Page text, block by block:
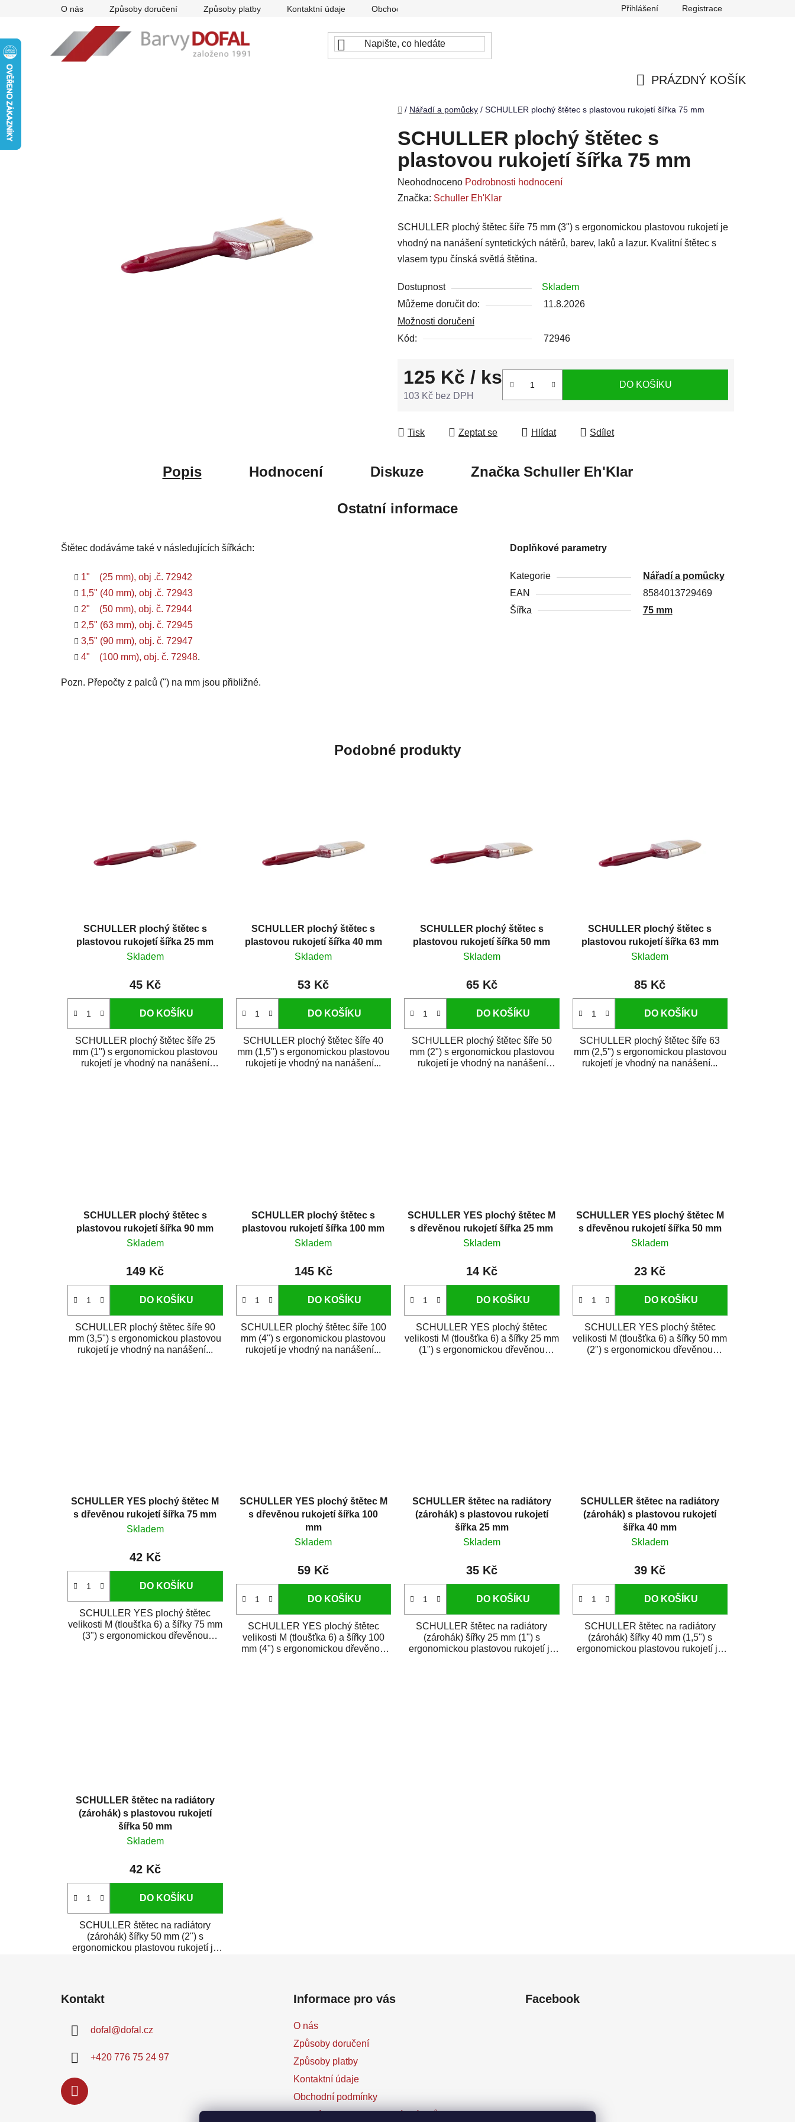
O nás Způsoby doručení Způsoby platby Kontaktní údaje Obchodní podmínky Reklamace Odstoupení od smlouvy
Přihlášení Registrace
PRÁZDNÝ KOŠÍK
Domů
/ Nářadí a pomůcky / SCHULLER plochý štětec s plastovou rukojetí šířka 75 mm
SCHULLER plochý štětec s
plastovou rukojetí šířka 75 mm
Průměrné
hodnocení
je
0,0
z
hvězdiček.
Neohodnoceno Podrobnosti hodnocení
Značka: Schuller Eh'Klar
SCHULLER plochý štětec šíře 75 mm (3") s ergonomickou plastovou rukojetí je
vhodný na nanášení syntetických nátěrů, barev, laků a lazur. Kvalitní štětec s
vlasem typu čínská světlá štětina.
Dostupnost
Skladem
Můžeme doručit do:
11.8.2026
Možnosti doručení
Kód:
72946
125 Kč / ks
103 Kč bez DPH
DO KOŠÍKU
Tisk Zeptat se Hlídat Sdílet
Popis Hodnocení Diskuze ZnačkaSchuller Eh'Klar
Ostatní informace
Štětec dodáváme také v následujících šířkách:
1" (25 mm), obj .č. 72942
1,5" (40 mm), obj .č. 72943
2" (50 mm), obj. č. 72944
2,5" (63 mm), obj. č. 72945
3,5" (90 mm), obj. č. 72947
4" (100 mm), obj. č. 72948.
Pozn. Přepočty z palců (") na mm jsou přibližné.
Doplňkové parametry
Kategorie
Nářadí a pomůcky
EAN
8584013729469
Šířka
75 mm
Podobné produkty
SCHULLER plochý štětec s
plastovou rukojetí šířka 25 mm
Skladem
45 Kč
DO KOŠÍKU
SCHULLER plochý štětec šíře 25
mm (1") s ergonomickou plastovou
rukojetí je vhodný na nanášení
SCHULLER plochý štětec s
plastovou rukojetí šířka 40 mm
Skladem
53 Kč
DO KOŠÍKU
SCHULLER plochý štětec šíře 40
mm (1,5") s ergonomickou plastovou
rukojetí je vhodný na nanášení...
SCHULLER plochý štětec s
plastovou rukojetí šířka 50 mm
Skladem
65 Kč
DO KOŠÍKU
SCHULLER plochý štětec šíře 50
mm (2") s ergonomickou plastovou
rukojetí je vhodný na nanášení
SCHULLER plochý štětec s
plastovou rukojetí šířka 63 mm
Skladem
85 Kč
DO KOŠÍKU
SCHULLER plochý štětec šíře 63
mm (2,5") s ergonomickou plastovou
rukojetí je vhodný na nanášení...
SCHULLER plochý štětec s
plastovou rukojetí šířka 90 mm
Skladem
149 Kč
DO KOŠÍKU
SCHULLER plochý štětec šíře 90
mm (3,5") s ergonomickou plastovou
rukojetí je vhodný na nanášení...
SCHULLER plochý štětec s
plastovou rukojetí šířka 100 mm
Skladem
145 Kč
DO KOŠÍKU
SCHULLER plochý štětec šíře 100
mm (4") s ergonomickou plastovou
rukojetí je vhodný na nanášení...
SCHULLER YES plochý štětec M
s dřevěnou rukojetí šířka 25 mm
Skladem
14 Kč
DO KOŠÍKU
SCHULLER YES plochý štětec
velikosti M (tloušťka 6) a šířky 25 mm
(1") s ergonomickou dřevěnou
SCHULLER YES plochý štětec M
s dřevěnou rukojetí šířka 50 mm
Skladem
23 Kč
DO KOŠÍKU
SCHULLER YES plochý štětec
velikosti M (tloušťka 6) a šířky 50 mm
(2") s ergonomickou dřevěnou
SCHULLER YES plochý štětec M
s dřevěnou rukojetí šířka 75 mm
Skladem
42 Kč
DO KOŠÍKU
SCHULLER YES plochý štětec
velikosti M (tloušťka 6) a šířky 75 mm
(3") s ergonomickou dřevěnou
SCHULLER YES plochý štětec M
s dřevěnou rukojetí šířka 100
mm
Skladem
59 Kč
DO KOŠÍKU
SCHULLER YES plochý štětec
velikosti M (tloušťka 6) a šířky 100
mm (4") s ergonomickou dřevěnou
SCHULLER štětec na radiátory
(zárohák) s plastovou rukojetí
šířka 25 mm
Skladem
35 Kč
DO KOŠÍKU
SCHULLER štětec na radiátory
(zárohák) šířky 25 mm (1") s
ergonomickou plastovou rukojetí je
SCHULLER štětec na radiátory
(zárohák) s plastovou rukojetí
šířka 40 mm
Skladem
39 Kč
DO KOŠÍKU
SCHULLER štětec na radiátory
(zárohák) šířky 40 mm (1,5") s
ergonomickou plastovou rukojetí je
SCHULLER štětec na radiátory
(zárohák) s plastovou rukojetí
šířka 50 mm
Skladem
42 Kč
DO KOŠÍKU
SCHULLER štětec na radiátory
(zárohák) šířky 50 mm (2") s
ergonomickou plastovou rukojetí je
Kontakt
dofal @dofal.cz
+420 776 75 24 97
Informace pro vás
O nás
Způsoby doručení
Způsoby platby
Kontaktní údaje
Obchodní podmínky
Facebook